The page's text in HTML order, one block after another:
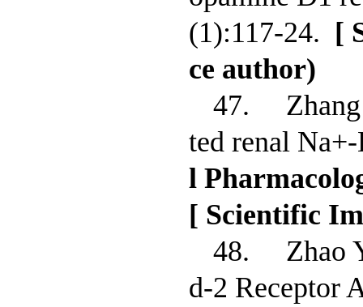
(1):117-24. [
ce author)
47. Zhang
ted renal
l
[ Scientific
48. Zhao
d-2 Receptor